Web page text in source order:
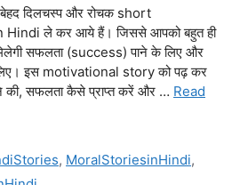
दिलचस्प और रोचक short
ले कर आये हैं। जिससे आपको बहुत ही
सफलता (success) पाने के लिए और
इस motivational story को पढ़ कर
सफलता कैसे प्राप्त करें और … Read
, MoralStoriesinHindi,